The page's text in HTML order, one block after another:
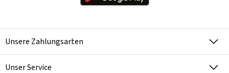
Unsere Zahlungsarten
Unser Service